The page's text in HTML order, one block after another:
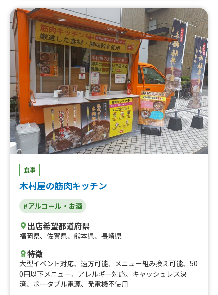
ココ、チュロス、キウイ&ナタデココ、かき氷、削りいち
ご、フルーツソースグレープフルーツナタデココ、フルー
ツソース台湾レモン、フルーツソースパイナップルパッシ
ョンナタデココ、フルーツソースストロベリー&ナタデコ
コ、リフレッシュアクア、グレナデンジンジャー、韓国か
き氷ピンス、禁断の竜田揚げ
食事
木村屋の筋肉キッチン
#アルコール・お酒
出店希望都道府県
福岡県、 佐賀県、 熊本県、 長崎県
特徴
大型イベント対応、 遠方可能、 メニュー組み換え可能、 50
0円以下メニュー、 アレルギー対応、 キャッシュレス決
済、 ポータブル電源、 発電機不使用